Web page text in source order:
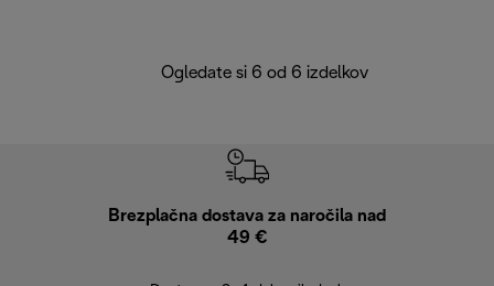
Ogledate si 6 od 6 izdelkov
Brezplačna dostava za naročila nad
49 €